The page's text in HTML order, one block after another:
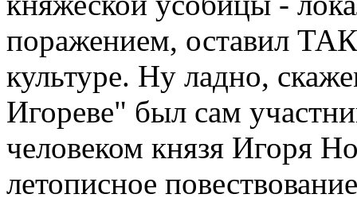
поражением, оставил
культуре. Ну ладно,
Игореве" был сам
человеком князя Игоря
летописное